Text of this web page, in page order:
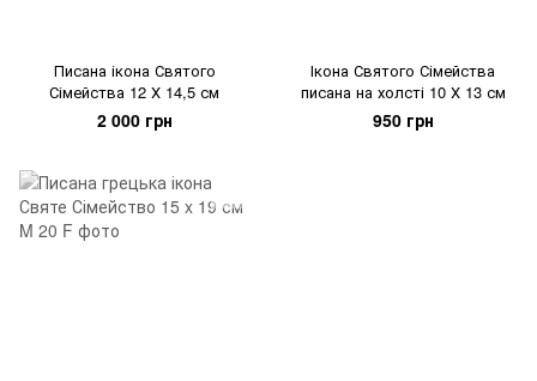
Писана ікона Святого
Сімейства 12 Х 14,5 см
2 000 грн
Ікона Святого Сімейства
писана на холсті 10 Х 13 см
950 грн